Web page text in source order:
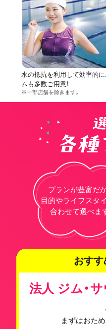
水の抵抗を利用して効率的
ムも多数ご用意！
※一部店舗を除きます。
プランが豊富だ
目的やライフスタ
合わせて選べま
おすす
法人 ジム・
まずはおた